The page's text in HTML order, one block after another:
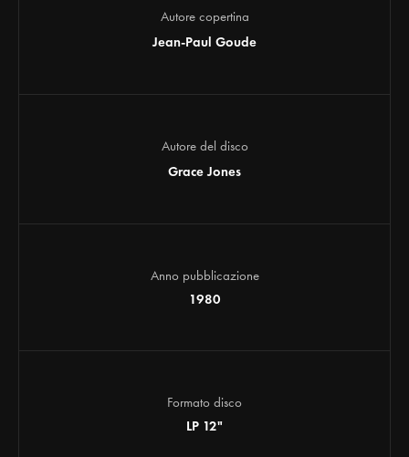
Autore copertina
Jean-Paul Goude
Autore del disco
Grace Jones
Anno pubblicazione
1980
Formato disco
LP 12"